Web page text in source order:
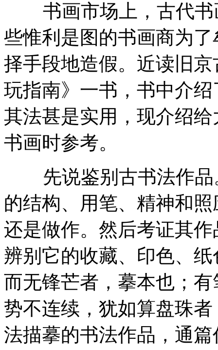
书画市场上，古代书
些惟利是图的书画商为
择手段地造假。近读旧
玩指南》一书，书中介
其法甚是实用，现介绍
书画时参考。
先说鉴别古书法作品
的结构、用笔、精神和
还是做作。然后考证其
辨别它的收藏、印色、
而无锋芒者，摹本也；
势不连续，犹如算盘珠
法描摹的书法作品，通